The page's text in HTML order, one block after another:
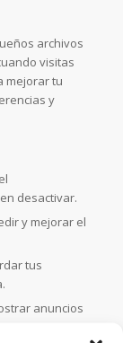
archivos
visitas
mejorar tu
y
desactivar.
y mejorar el
tus
anuncios